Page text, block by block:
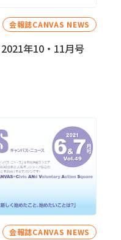
会報誌CANVAS NEWS
2021年10・11月号
会報誌CANVAS NEWS